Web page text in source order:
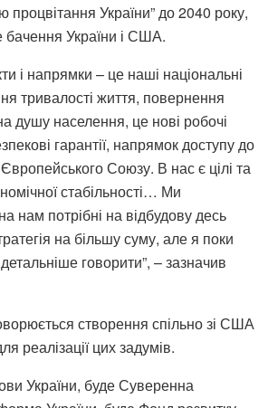
України” до 2040 року,
України і США.
і напрямки – це наші національні
тривалості життя, повернення
душу населення, це нові робочі
гарантії, напрямок доступу до
Союзу. В нас є цілі та
стабільності… Ми
нам потрібні на відбудову десь
на більшу суму, але я поки
говорити”, – зазначив
створення спільно зі США
реалізації цих задумів.
України, буде Суверенна